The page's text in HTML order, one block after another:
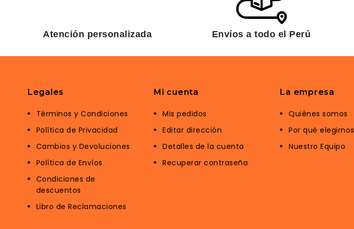
Atención personalizada Envíos a todo el Perú
Legales
Términos y Condiciones
Política de Privacidad
Cambios y Devoluciones
Política de Envíos
Condiciones de
descuentos
Libro de Reclamaciones
Mi cuenta
Mis pedidos
Editar dirección
Detalles de la cuenta
Recuperar contraseña
La empresa
Quiénes somos
Por qué elegirnos
Nuestro Equipo